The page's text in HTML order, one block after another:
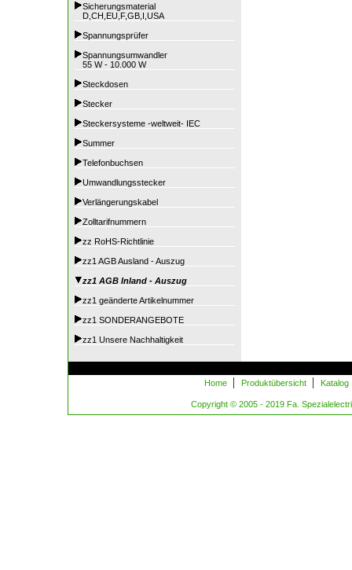
Sicherungsmaterial
D,CH,EU,F,GB,I,USA
Spannungsprüfer
Spannungsumwandler
55 W - 10.000 W
Steckdosen
Stecker
Steckersysteme -weltweit- IEC
Summer
Telefonbuchsen
Umwandlungsstecker
Verlängerungskabel
Zolltarifnummern
zz RoHS-Richtlinie
zz1 AGB Ausland - Auszug
zz1 AGB Inland - Auszug
zz1 geänderte Artikelnummer
zz1 SONDERANGEBOTE
zz1 Unsere Nachhaltigkeit
Home | Produktübersicht | Katalog
Copyright © 2005 - 2019 Fa.